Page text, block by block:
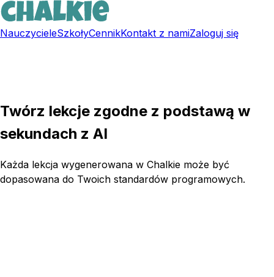
NauczycieleSzkołyCennikKontakt z namiZaloguj się
Twórz lekcje zgodne z podstawą w
sekundach z AI
Każda lekcja wygenerowana w Chalkie może być
dopasowana do Twoich standardów programowych.